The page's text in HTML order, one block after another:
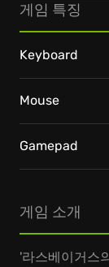
게임 소개
'라스베이거스
게임 특징
Keyboard
Mouse
Gamepad